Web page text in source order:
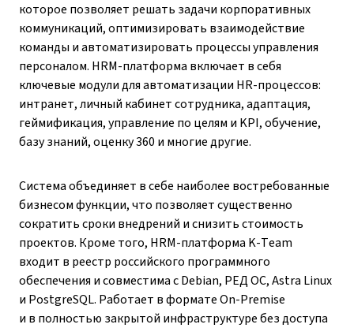
которое позволяет решать задачи корпоративных
коммуникаций, оптимизировать взаимодействие
команды и автоматизировать процессы управления
персоналом. HRM-платформа включает в себя
ключевые модули для автоматизации HR-процессов:
интранет, личный кабинет сотрудника, адаптация,
геймификация, управление по целям и KPI, обучение,
базу знаний, оценку 360 и многие другие.
Система объединяет в себе наиболее востребованные
бизнесом функции, что позволяет существенно
сократить сроки внедрений и снизить стоимость
проектов. Кроме того, HRM-платформа K-Team
входит в реестр российского программного
обеспечения и совместима с Debian, РЕД ОС, Astra Linux
и PostgreSQL. Работает в формате On-Premise
и в полностью закрытой инфраструктуре без доступа